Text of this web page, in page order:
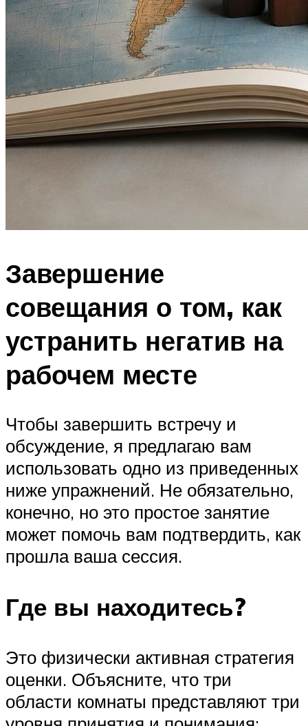
Завершение
совещания о том, как
устранить негатив на
рабочем месте
Чтобы завершить встречу и
обсуждение, я предлагаю вам
использовать одно из приведенных
ниже упражнений. Не обязательно,
конечно, но это простое занятие
может помочь вам подтвердить, как
прошла ваша сессия.
Где вы находитесь?
Это физически активная стратегия
оценки. Объясните, что три
области комнаты представляют три